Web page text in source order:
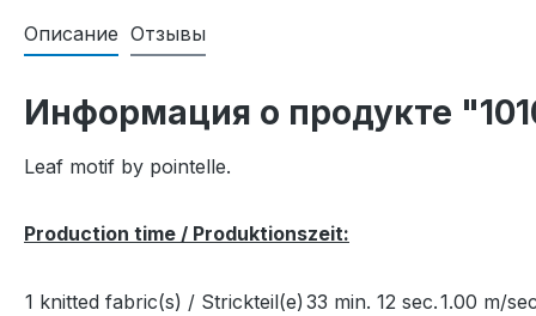
Описание Отзывы
Информация о продукте
Leaf motif by pointelle.
Production time / Produktionszeit:
1 knitted fabric(s) / Strickteil(e) 33 min. 12 sec.1.00 m/